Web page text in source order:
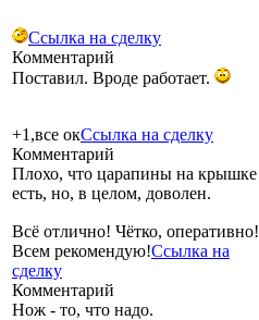
Ссылка на сделку
Комментарий
Поставил. Вроде работает.
+1,все окСсылка на сделку
Комментарий
Плохо, что царапины на крышке
есть, но, в целом, доволен.
Всё отлично! Чётко, оперативно!
Всем рекомендую!Ссылка на
сделку
Комментарий
Нож - то, что надо.